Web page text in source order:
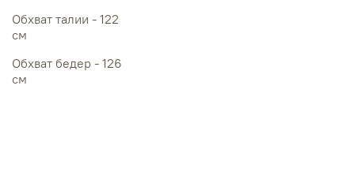
Обхват талии - 122
см
Обхват бедер - 126
см